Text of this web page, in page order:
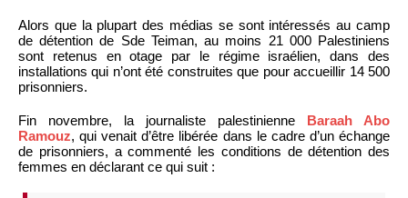
Alors que la plupart des médias se sont intéressés au camp
de détention de Sde Teiman, au moins 21 000 Palestiniens
sont retenus en otage par le régime israélien, dans des
installations qui n’ont été construites que pour accueillir 14 500
prisonniers.
Fin novembre, la journaliste palestinienne Baraah Abo
Ramouz, qui venait d’être libérée dans le cadre d’un échange
de prisonniers, a commenté les conditions de détention des
femmes en déclarant ce qui suit :